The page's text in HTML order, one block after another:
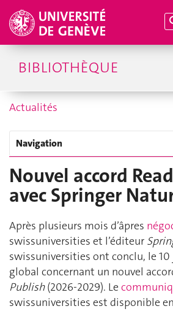
BIBLIOTHÈQUE
Actualités
Navigation
Nouvel accord
avec Springer
Après plusieurs mois d’âpres
swissuniversities et l’éditeur
swissuniversities ont conclu, le
global concernant un nouvel
Publish(2026-2029). Le
swissuniversities est disponible